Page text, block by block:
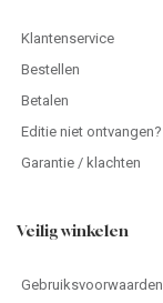
Klantenservice
Bestellen
Betalen
Editie niet ontvangen?
Garantie / klachten
Veilig winkelen
Gebruiksvoorwaarden